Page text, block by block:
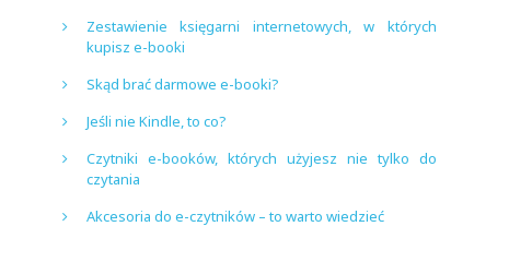
Zestawienie księgarni internetowych, w których
kupisz e-booki
Skąd brać darmowe e-booki?
Jeśli nie Kindle, to co?
Czytniki e-booków, których użyjesz nie tylko do
czytania
Akcesoria do e-czytników – to warto wiedzieć